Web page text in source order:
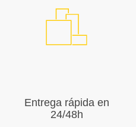
Entrega rápida en
24/48h